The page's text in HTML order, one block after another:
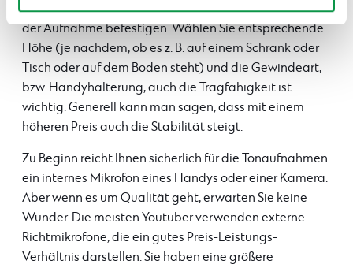
ein Stativ, also ein Tripod, auf dem Sie das Gerät bei
der Aufnahme befestigen. Wählen Sie entsprechende
Höhe (je nachdem, ob es z. B. auf einem Schrank oder
Tisch oder auf dem Boden steht) und die Gewindeart,
bzw. Handyhalterung, auch die Tragfähigkeit ist
wichtig. Generell kann man sagen, dass mit einem
höheren Preis auch die Stabilität steigt.
Zu Beginn reicht Ihnen sicherlich für die Tonaufnahmen
ein internes Mikrofon eines Handys oder einer Kamera.
Aber wenn es um Qualität geht, erwarten Sie keine
Wunder. Die meisten Youtuber verwenden externe
Richtmikrofone, die ein gutes Preis-Leistungs-
Verhältnis darstellen. Sie haben eine größere